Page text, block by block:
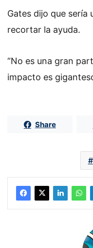
Gates dijo que sería
recortar la ayuda.
“No es una gran
impacto es
Share